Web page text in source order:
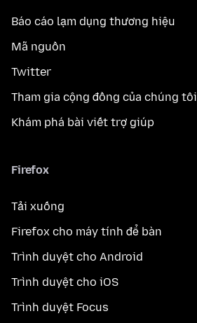
Báo cáo lạm dụng thương hiệu
Mã nguồn
Twitter
Tham gia cộng đồng của chúng tôi
Khám phá bài viết trợ giúp
Firefox
Tải xuống
Firefox cho máy tính để bàn
Trình duyệt cho Android
Trình duyệt cho iOS
Trình duyệt Focus